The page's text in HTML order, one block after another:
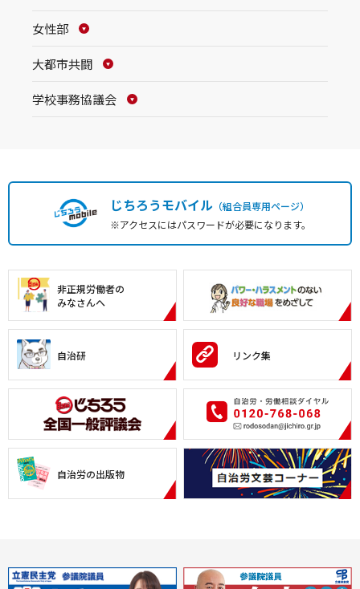
女性部
大都市共闘
学校事務協議会
じちろうモバイル（組合員専用ページ）
※アクセスにはパスワードが必要になります。
非正規労働者の
みなさんへ
自治研 リンク集
自治労の出版物